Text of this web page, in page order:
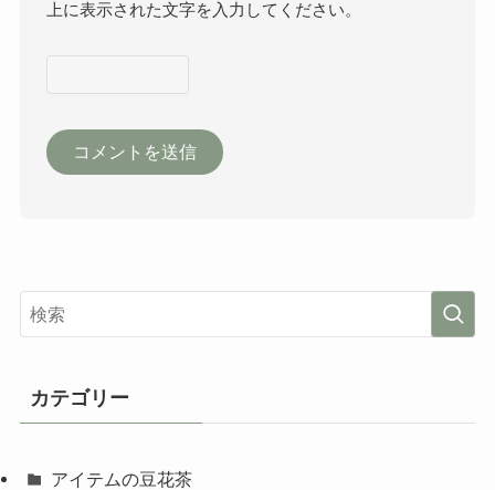
上に表示された文字を入力してください。
カテゴリー
アイテムの豆花茶